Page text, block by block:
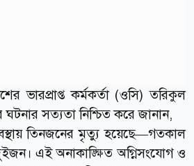
ভারপ্রাপ্ত কর্মকর্তা (ওসি) তরিকুল
সত্যতা নিশ্চিত করে জানান,
তিনজনের মৃত্যু হয়েছে—গতকাল
এই অনাকাঙ্ক্ষিত অগ্নিসংযোগ ও